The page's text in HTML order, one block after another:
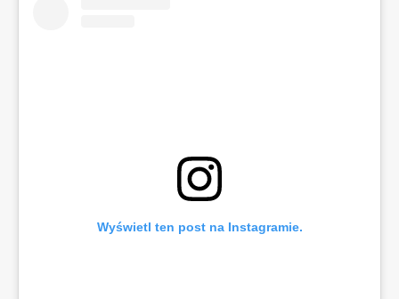
Wyświetl ten post na Instagramie.